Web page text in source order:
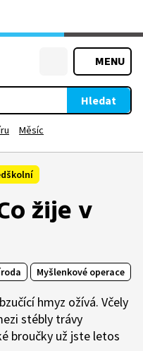
MENU
Hledat
Měsíc
žije v
Myšlenkové operace
hmyz ožívá. Včely
stébly trávy
broučky už jste letos